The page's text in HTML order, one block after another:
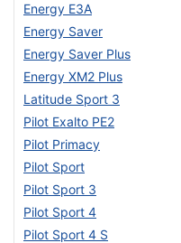
Energy E3A
Energy Saver
Energy Saver Plus
Energy XM2 Plus
Latitude Sport 3
Pilot Exalto PE2
Pilot Primacy
Pilot Sport
Pilot Sport 3
Pilot Sport 4
Pilot Sport 4 S